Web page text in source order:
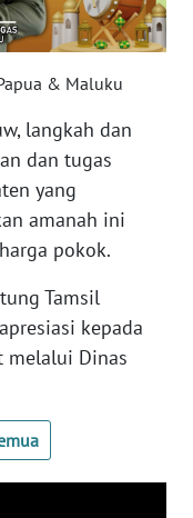
& Maluku
langkah dan
dan tugas
yang
amanah ini
pokok.
Tamsil
kepada
melalui Dinas